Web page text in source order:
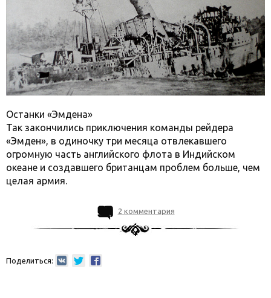
Останки «Эмдена»
Так закончились приключения команды рейдера
«Эмден», в одиночку три месяца отвлекавшего
огромную часть английского флота в Индийском
океане и создавшего британцам проблем больше, чем
целая армия.
2 комментария
Поделиться: